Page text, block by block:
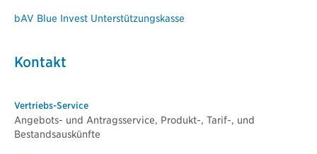
bAV Blue Invest Unterstützungskasse
Kontakt
Vertriebs-Service
Angebots- und Antragsservice, Produkt-, Tarif-, und
Bestandsauskünfte